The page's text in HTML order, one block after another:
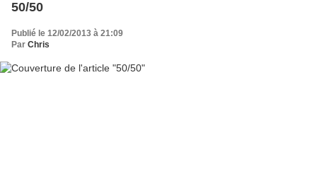
50/50
Publié le 12/02/2013 à 21:09
Par Chris